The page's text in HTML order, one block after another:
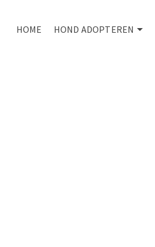
HOME HOND ADOPTEREN